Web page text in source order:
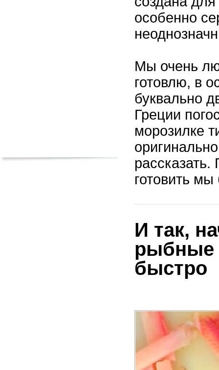
особенно
Мы очень
готовлю, в
буквально
Греции
морозилке
готовить
И так,
рыбные
быстро